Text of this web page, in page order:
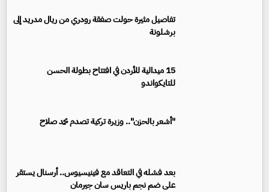
تفاصيل مثيرة حولت صفقة رودري من ريال مدريد إلى
برشلونة
15 ميدالية للأردن في افتتاح بطولة الحسن
للتايكواندو
"أشعر بالحزن".. وزيرة تركية تصدم محمد صلاح
بعد فشله في التعاقد مع فينيسيوس.. أرسنال يستقر
على ضم نجم باريس سان جيرمان